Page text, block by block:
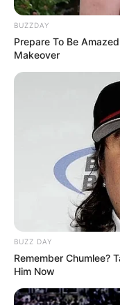
4. Tetap awet muda
BUZZDAY
Prepare To Be
Makeover
BUZZ DAY
Remember Chumlee?
Him Now